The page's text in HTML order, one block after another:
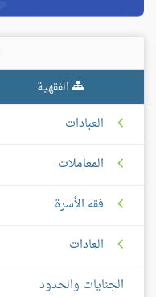
الفقهية
العبادات
المعاملات
فقه الأسرة
العادات
الجنايات والحدود